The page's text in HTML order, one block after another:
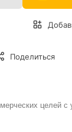
Поделиться
целей с